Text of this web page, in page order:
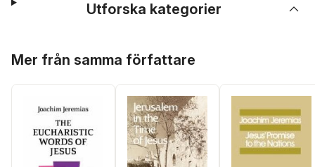
Utforska kategorier
Mer från samma författare